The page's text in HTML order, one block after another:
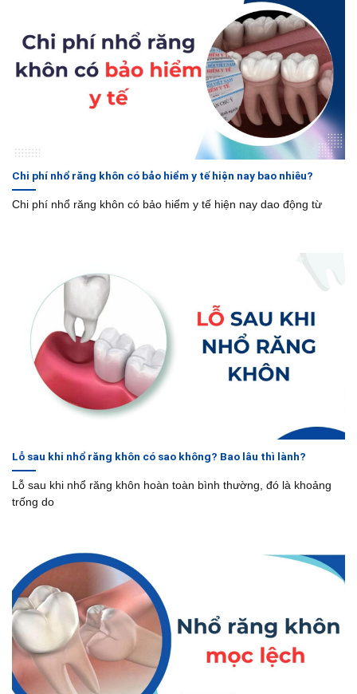
Chi phí nhổ răng khôn có bảo hiểm y tế hiện nay bao nhiêu?
Chi phí nhổ răng khôn có bảo hiểm y tế hiện nay dao động từ
Lỗ sau khi nhổ răng khôn có sao không? Bao lâu thì lành?
Lỗ sau khi nhổ răng khôn hoàn toàn bình thường, đó là khoảng
trống do